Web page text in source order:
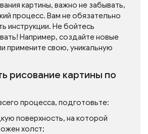
картины, важно не забывать,
процесс. Вам не обязательно
инструкции. Не бойтесь
Например, создайте новые
примените свою, уникальную
рисование картины по
процесса, подготовьте:
поверхность, на которой
холст;